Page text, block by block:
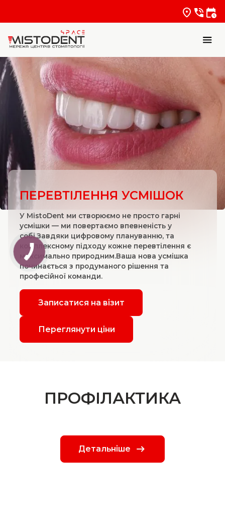
ПЕРЕВТІЛЕННЯ УСМІШОК
У MistoDent ми створюємо не просто гарні
усмішки — ми повертаємо впевненість у
собі.Завдяки цифровому плануванню, та
комплексному підходу кожне перевтілення є
максимально природним.Ваша нова усмішка
починається з продуманого рішення та
професійної команди.
Записатися на візит
Переглянути ціни
ПРОФІЛАКТИКА
Детальніше